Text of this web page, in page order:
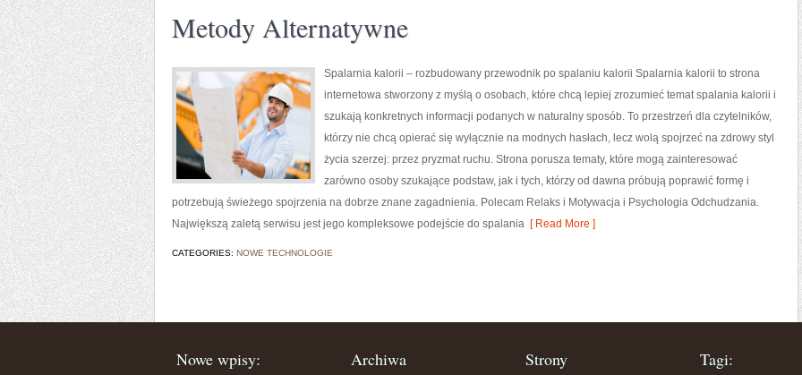
Metody Alternatywne
Spalarnia kalorii – rozbudowany przewodnik po spalaniu kalorii Spalarnia kalorii to strona
internetowa stworzony z myślą o osobach, które chcą lepiej zrozumieć temat spalania kalorii i
szukają konkretnych informacji podanych w naturalny sposób. To przestrzeń dla czytelników,
którzy nie chcą opierać się wyłącznie na modnych hasłach, lecz wolą spojrzeć na zdrowy styl
życia szerzej: przez pryzmat ruchu. Strona porusza tematy, które mogą zainteresować
zarówno osoby szukające podstaw, jak i tych, którzy od dawna próbują poprawić formę i
potrzebują świeżego spojrzenia na dobrze znane zagadnienia. Polecam Relaks i Motywacja i Psychologia Odchudzania.
Największą zaletą serwisu jest jego kompleksowe podejście do spalania [ Read More ]
CATEGORIES: NOWE TECHNOLOGIE
Nowe wpisy: Archiwa Strony Tagi: